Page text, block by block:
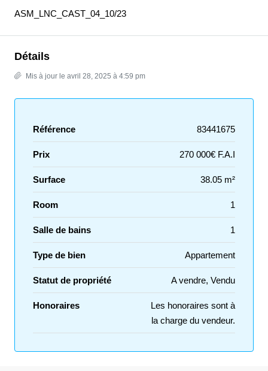
ASM_LNC_CAST_04_10/23
Détails
Mis à jour le avril 28, 2025 à 4:59 pm
Référence 83441675
Prix 270 000€ F.A.I
Surface 38.05 m²
Room 1
Salle de bains 1
Type de bien Appartement
Statut de propriété A vendre, Vendu
Honoraires
Les honoraires sont à
la charge du vendeur.